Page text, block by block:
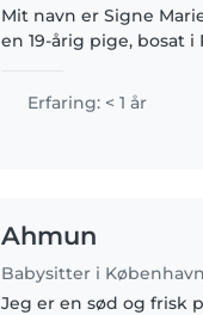
Mit navn er Signe Marie, Jeg
en 19-årig pige, bosat i
Semester på Aarhus
Udover studie, elsker
Erfaring: < 1 år
Ahmun
Babysitter i København
Jeg er en sød og frisk